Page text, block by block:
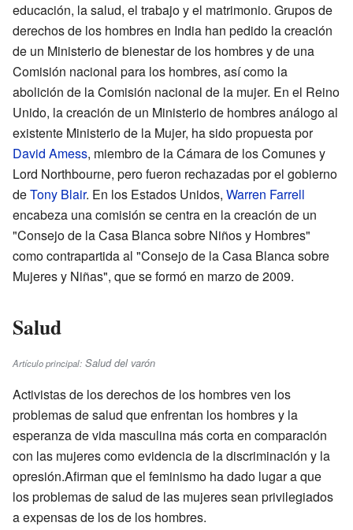
educación, la salud, el trabajo y el matrimonio. Grupos de
derechos de los hombres en India han pedido la creación
de un Ministerio de bienestar de los hombres y de una
Comisión nacional para los hombres, así como la
abolición de la Comisión nacional de la mujer. En el Reino
Unido, la creación de un Ministerio de hombres análogo al
existente Ministerio de la Mujer, ha sido propuesta por
David Amess, miembro de la Cámara de los Comunes y
Lord Northbourne, pero fueron rechazadas por el gobierno
deTony Blair. En los Estados Unidos, Warren Farrell
encabeza una comisión se centra en la creación de un
"Consejo de la Casa Blanca sobre Niños y Hombres"
como contrapartida al "Consejo de la Casa Blanca sobre
Mujeres y Niñas", que se formó en marzo de 2009.
Salud
Artículo principal: Salud del varón
Activistas de los derechos de los hombres ven los
problemas de salud que enfrentan los hombres y la
esperanza de vida masculina más corta en comparación
con las mujeres como evidencia de la discriminación y la
opresión.Afirman que el feminismo ha dado lugar a que
los problemas de salud de las mujeres sean privilegiados
a expensas de los de los hombres.